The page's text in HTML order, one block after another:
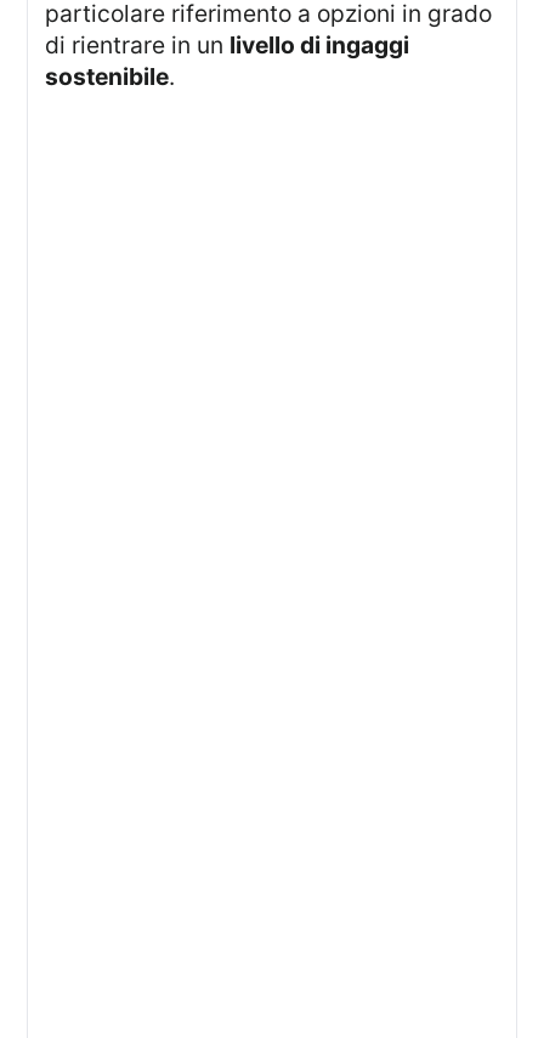
particolare riferimento a opzioni in grado
di rientrare in un livello di ingaggi
sostenibile.